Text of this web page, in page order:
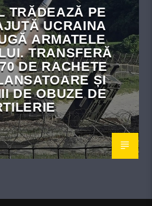
TRĂDEAZĂ PE
UCRAINA
ARMATELE
TRANSFERĂ
DE RACHETE
ȘI
DE OBUZE DE